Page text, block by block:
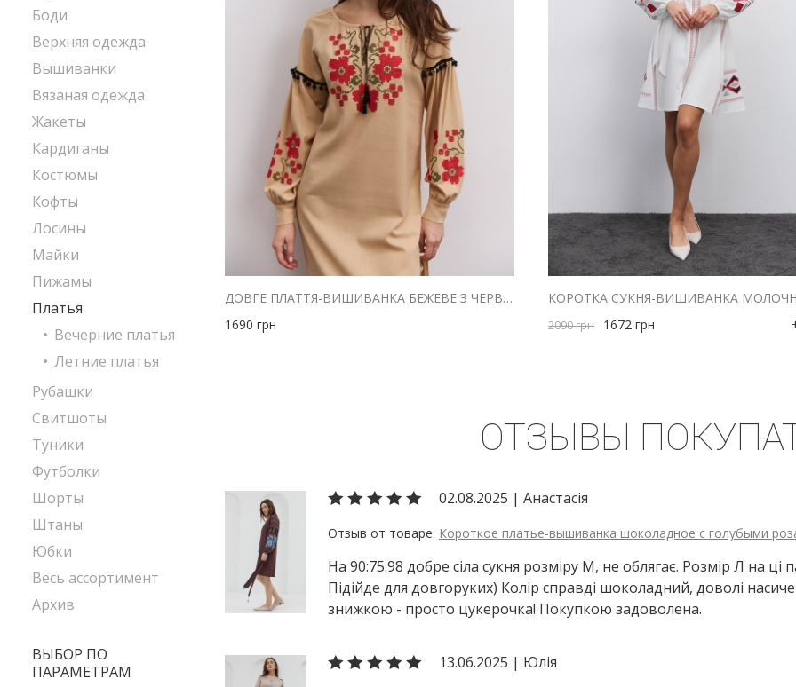
ДОВГЕ ПЛАТТЯ-ВИШИВАНКА БЕЖЕВЕ З ЧЕРВОНИМИ МАКАМИ ХРЕСТИКОМ
1690 грн 2090грн 1672 грн
ОТЗЫВЫ
02.08.2025 | Анастасія
Короткое платье-вышиванка шоколадное с голубыми
На 90:75:98 добре сіла сукня розміру М, не облягає. Розмір Л на
Підійде для довгоруких) Колір справді шоколадний, доволі
знижкою - просто цукерочка! Покупкою задоволена.
13.06.2025 | Юлія
Боди
Верхняя одежда
Вышиванки
Вязаная одежда
Жакеты
Кардиганы
Костюмы
Кофты
Лосины
Майки
Пижамы
Платья
Вечерние платья
Летние платья
Рубашки
Свитшоты
Туники
Футболки
Шорты
Штаны
Юбки
Весь ассортимент
Архив
ВЫБОР ПО
ПАРАМЕТРАМ